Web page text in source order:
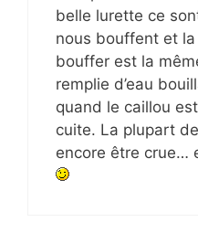
belle lurette ce
nous bouffent et
bouffer est la
remplie d’eau
quand le caillou
cuite. La plupart
encore être crue…